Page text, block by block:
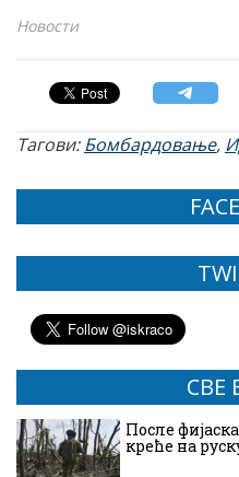
Новости
Тагови:Бомбардовање,
СВЕ
После
креће на